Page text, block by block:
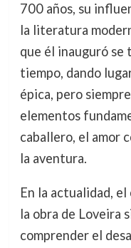
700 años, su
la literatura
que él inauguró se
tiempo, dando
épica, pero
elementos
caballero, el amor
la aventura.
En la actualidad,
la obra de Loveira
comprender el